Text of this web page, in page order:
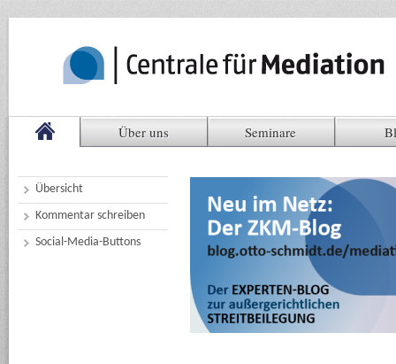
Über uns Seminare
Übersicht
Kommentar schreiben
Social-Media-Buttons